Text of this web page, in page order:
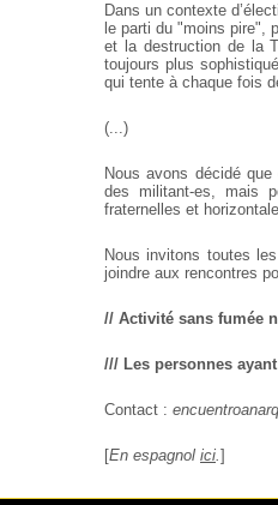
Dans un contexte
le parti du "moins pire",
et la destruction de la
toujours plus
qui tente à chaque fois
(...)
Nous avons décidé
des militant-es, mais
fraternelles et
Nous invitons toutes
joindre aux rencontres
// Activité sans fumée
/// Les personnes
Contact :
[En espagnol ici.]